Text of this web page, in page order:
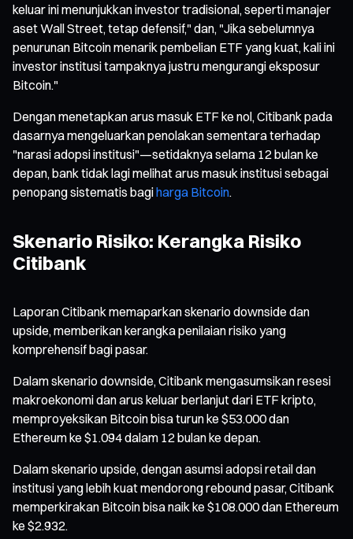
keluar ini menunjukkan investor tradisional, seperti manajer
aset Wall Street, tetap defensif," dan, "Jika sebelumnya
penurunan Bitcoin menarik pembelian ETF yang kuat, kali ini
investor institusi tampaknya justru mengurangi eksposur
Bitcoin."
Dengan menetapkan arus masuk ETF ke nol, Citibank pada
dasarnya mengeluarkan penolakan sementara terhadap
"narasi adopsi institusi"—setidaknya selama 12 bulan ke
depan, bank tidak lagi melihat arus masuk institusi sebagai
penopang sistematis bagiharga Bitcoin.
Skenario Risiko: Kerangka Risiko
Citibank
Laporan Citibank memaparkan skenario downside dan
upside, memberikan kerangka penilaian risiko yang
komprehensif bagi pasar.
Dalam skenario downside, Citibank mengasumsikan resesi
makroekonomi dan arus keluar berlanjut dari ETF kripto,
memproyeksikan Bitcoin bisa turun ke $53.000 dan
Ethereum ke $1.094 dalam 12 bulan ke depan.
Dalam skenario upside, dengan asumsi adopsi retail dan
institusi yang lebih kuat mendorong rebound pasar, Citibank
memperkirakan Bitcoin bisa naik ke $108.000 dan Ethereum
ke $2.932.